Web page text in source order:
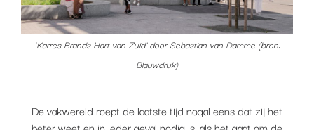
‘Karres Brands Hart van Zuid’ door Sebastian van Damme (bron:
Blauwdruk)
De vakwereld roept de laatste tijd nogal eens dat zij het